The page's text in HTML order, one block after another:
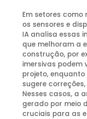
Em setores
os sensores e
IA analisa essas
que melhoram a
construção, por
imersivas podem
projeto,
sugere
Nesses casos, a
gerado por meio
cruciais para as